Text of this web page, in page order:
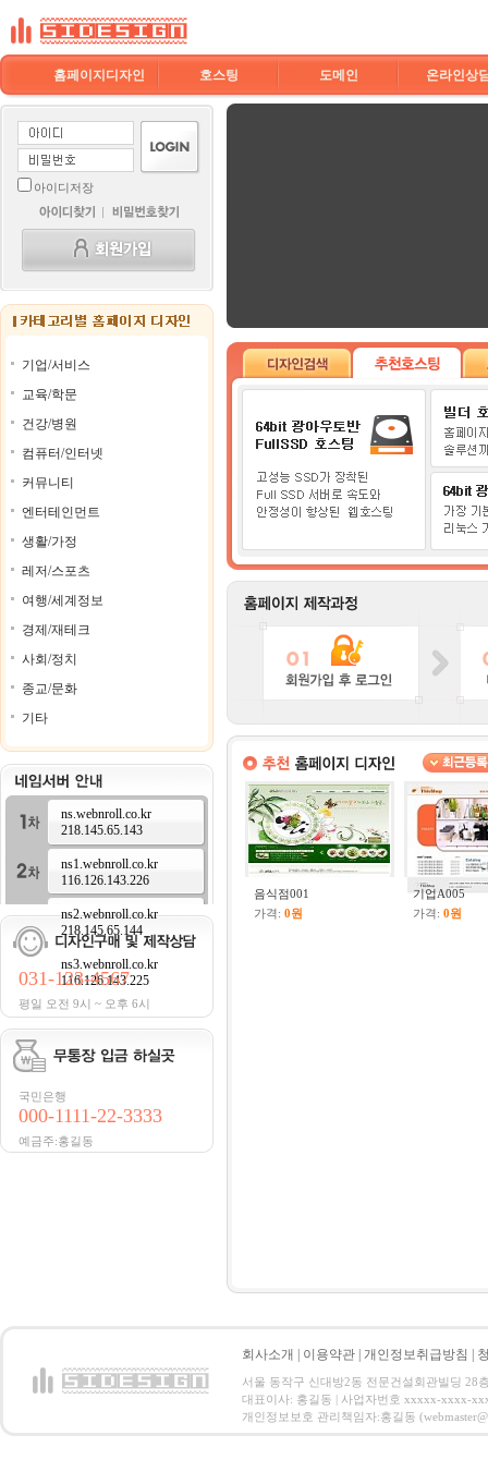
홈페이지디자인 호스팅 도메인 온라인상
아이디저장
기업/서비스
교육/학문
건강/병원
컴퓨터/인터넷
커뮤니티
엔터테인먼트
생활/가정
레저/스포츠
여행/세계정보
경제/재테크
사회/정치
종교/문화
기타
ns.webnroll.co.kr
218.145.65.143
ns1.webnroll.co.kr
116.126.143.226
ns2.webnroll.co.kr
218.145.65.144
ns3.webnroll.co.kr
116.126.143.225
031-123-4567
평일 오전 9시 ~ 오후 6시
국민은행
000-1111-22-3333
예금주:홍길동
음식점001
가격: 0원
기업A005
가격: 0원
회사소개 이용약관 개인정보취급방침
서울 동작구 신대방2동 전문건설회관빌딩 28
대표이사: 홍길동 | 사업자번호 xxxxx-xxxx-
개인정보보호 관리책임자:홍길동